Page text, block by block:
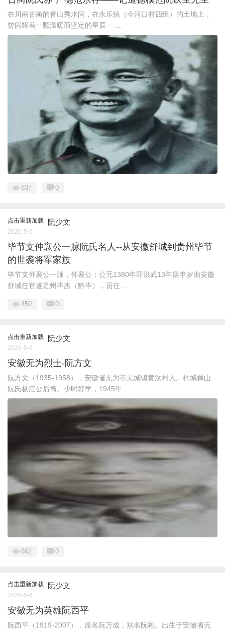
在川南古蔺的青山秀水间，在永乐镇（今河口村四组）的土地上，
曾闪耀着一颗温暖而坚定的星辰— ...
837 0
点击重新加载 阮少文
2026-5-6
毕节支仲襄公一脉阮氏名人--从安徽舒城到贵州毕节
的世袭将军家族
毕节支仲襄公一脉，仲襄公：公元1380年即洪武13年庚申岁由安徽
舒城任官遂贵州毕杰（黔毕），贡任 ...
450 0
点击重新加载 阮少文
2026-5-6
安徽无为烈士-阮方文
阮方文（1935-1958），安徽省无为市无城镇黄汰村人。桐城藕山
阮氏枞江公后裔。少时好学，1945年 ...
662 0
点击重新加载 阮少文
2026-5-6
安徽无为英雄阮西平
阮西平（1919-2007），原名阮万成，别名阮彬。出生于安徽省无